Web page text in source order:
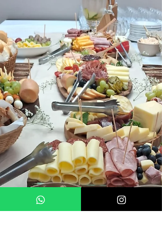
Serviço de Buffet a
Praticidade e Sabor no
da Sua
Surpreenda seus convidados com um serviço
buffet a domicílio completo e
Citação: “Receber bem é uma arte, e um